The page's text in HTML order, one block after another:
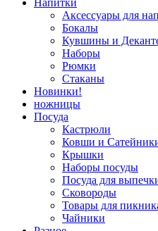
Напитки
Аксессуары для
Бокалы
Кувшины и
Наборы
Рюмки
Стаканы
Новинки!
ножницы
Посуда
Кастрюли
Ковши и
Крышки
Наборы посуды
Посуда для
Сковороды
Товары для
Чайники